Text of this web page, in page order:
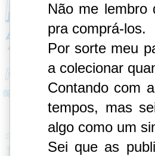
Não me lembro
pra comprá-los.
Por sorte meu
a colecionar
Contando com
tempos, mas
algo como um
Sei que as